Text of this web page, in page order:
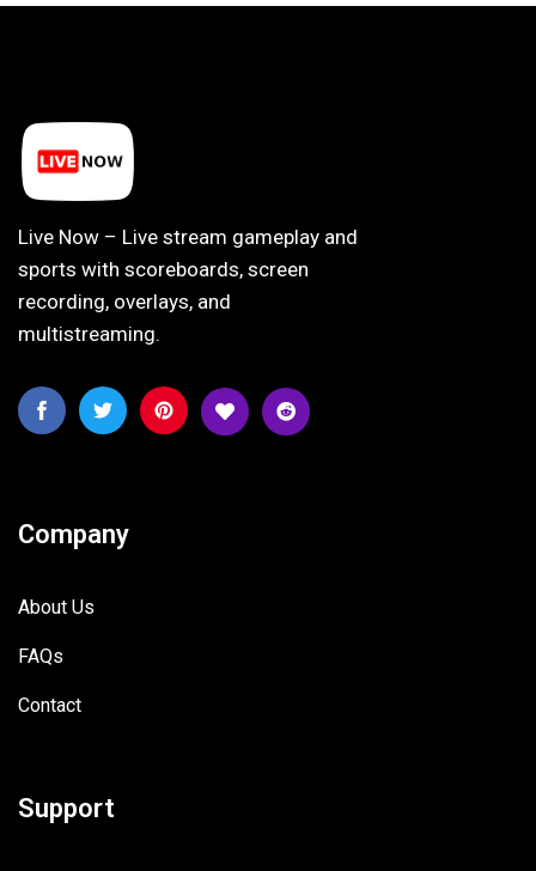
Live Now – Live stream gameplay and
sports with scoreboards, screen
recording, overlays, and
multistreaming.
Company
About Us
FAQs
Contact
Support